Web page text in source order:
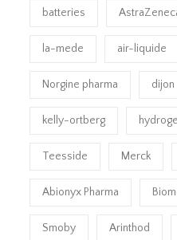
batteries
la-mede air-liquide
Norgine pharma dijon
kelly-ortberg
Teesside Merck
Abionyx Pharma
Smoby Arinthod